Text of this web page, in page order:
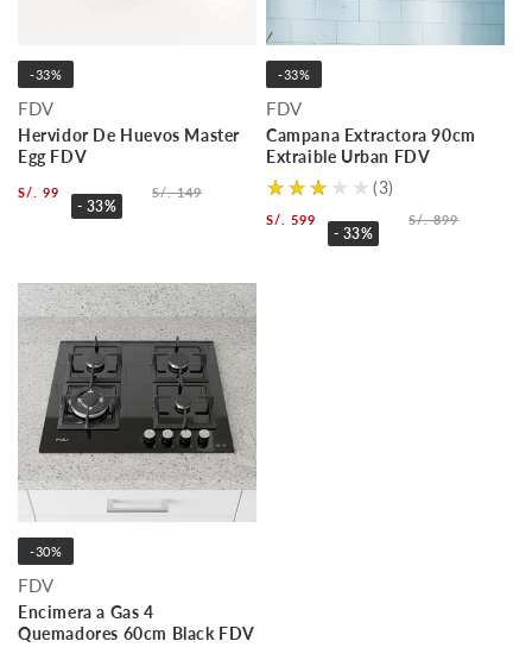
-33%
FDV
Hervidor De Huevos Master
Egg FDV
S/. 99
- 33%
S/. 149
-33%
FDV
Campana Extractora 90cm
Extraible Urban FDV
(3)
S/. 599
- 33%
S/. 899
-30%
FDV
Encimera a Gas 4
Quemadores 60cm Black FDV